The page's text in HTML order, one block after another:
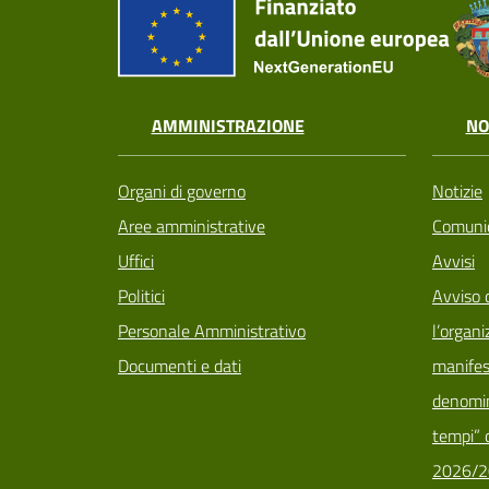
AMMINISTRAZIONE
Organi di governo
Aree amministrative
Uffici
Politici
Personale Amministrativo
Documenti e dati
Notizie
Avvisi
Avviso
tempi”
2026/